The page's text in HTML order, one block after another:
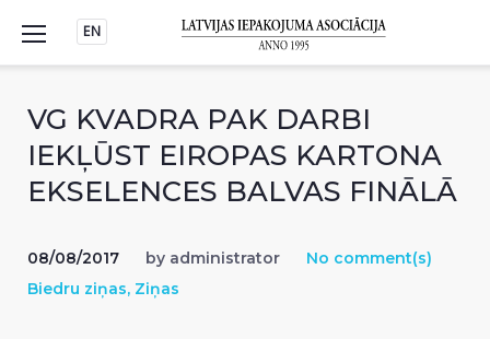
content
EN
VG KVADRA PAK DARBI
IEKĻŪST EIROPAS KARTONA
EKSELENCES BALVAS FINĀLĀ
08/08/2017 by administrator
No comment(s)
Biedru ziņas, Ziņas